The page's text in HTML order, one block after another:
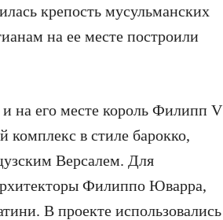
крепость мусульманских
на ее месте построили
на его месте король Филипп V
комплекс в стиле барокко,
Версалем. Для
Филиппо Юварра,
В проекте использовались